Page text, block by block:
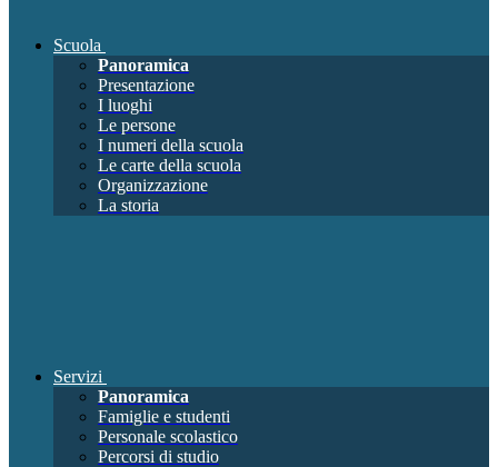
Scuola
Panoramica
Presentazione
I luoghi
Le persone
I numeri della scuola
Le carte della scuola
Organizzazione
La storia
Servizi
Panoramica
Famiglie e studenti
Personale scolastico
Percorsi di studio